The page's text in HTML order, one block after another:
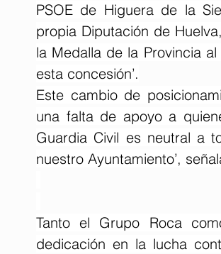
PSOE de Higuera de la
propia Diputación de
la Medalla de la Provincia
esta concesión’.
Este cambio de
una falta de apoyo a
Guardia Civil es neutral a
nuestro Ayuntamiento’,
Tanto el Grupo Roca
dedicación en la lucha